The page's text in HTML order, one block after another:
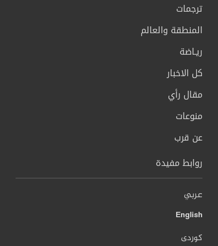
ترجمات
المنطقة والعالم
ريـاضة
كل الاخبار
مقال رأي
منوعات
عن قرب
روابط مفيدة
عربي
English
کوردی